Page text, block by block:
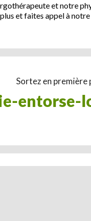
et notre
et faites appel à
Sortez en première